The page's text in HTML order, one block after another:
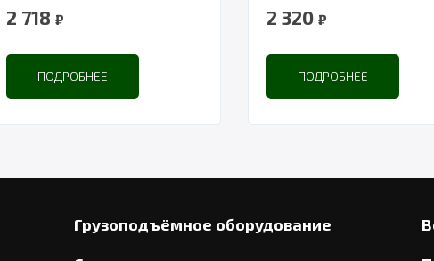
2 718 ₽
ПОДРОБНЕЕ
2 320 ₽
ПОДРОБНЕЕ
Грузоподъёмное оборудование